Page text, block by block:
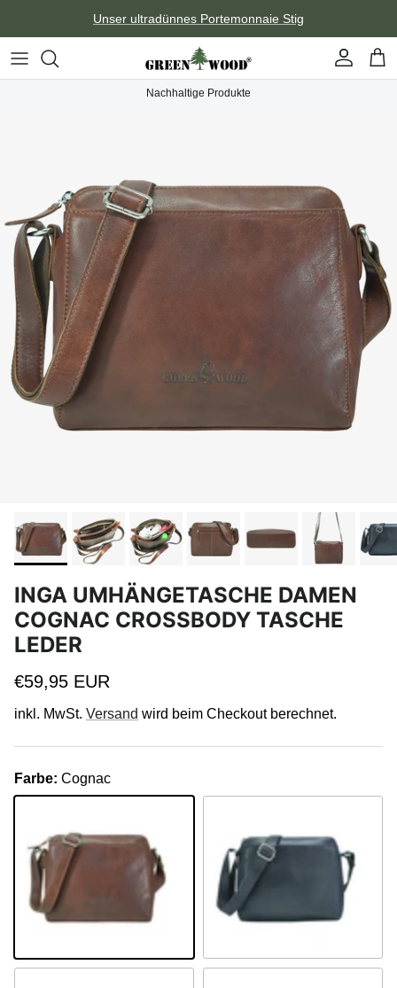
Unser ultradünnes Portemonnaie Stig
Konto
Nachhaltige Produkte
INGA UMHÄNGETASCHE DAMEN
COGNAC CROSSBODY TASCHE
LEDER
Normaler Preis
€59,95 EUR
inkl. MwSt. Versand wird beim Checkout berechnet.
Farbe: Cognac
Cognac Navy